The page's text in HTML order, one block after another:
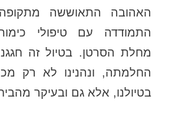
האהובה התאוששה
התמודדה עם טיפולי
מחלת הסרטן. בטיול זה
החלמתה, ונהנינו לא רק
בטיולנו, אלא גם ובעיקר